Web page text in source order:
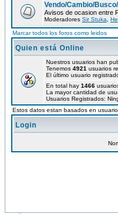
Vendo/Cambio/
Avisos de ocasion entre
Moderadores Sir Stuka
Marcar todos los foros como leidos
Quien está Online
Nuestros usuarios han
Tenemos 4921 usuarios
El último usuario
En total hay 1466
La mayor cantidad de
Usuarios Registrados:
Estos datos estan basados en
Login